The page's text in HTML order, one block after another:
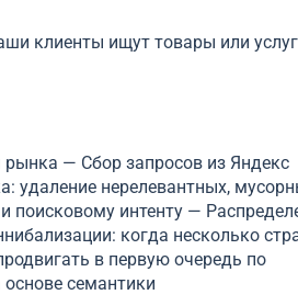
клиенты ищут товары или
— Сбор запросов из Яндекс
удаление нерелевантных,
поисковому интенту —
когда несколько
в первую очередь по
семантики